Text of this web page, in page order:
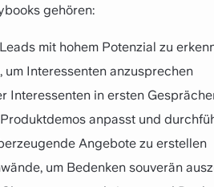
gehören:
mit hohem Potenzial zu
Interessenten anzusprechen
Interessenten in ersten
anpasst und
Angebote zu erstellen
um Bedenken souverän